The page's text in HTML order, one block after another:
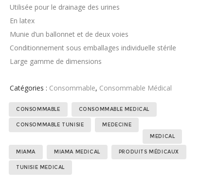
Utilisée pour le drainage des urines
En latex
Munie d’un ballonnet et de deux voies
Conditionnement sous emballages individuelle stérile
Large gamme de dimensions
Catégories : Consommable, Consommable Médical
CONSOMMABLE CONSOMMABLE MEDICAL
CONSOMMABLE TUNISIE MEDECINE
MEDICAL
MIAMA MIAMA MEDICAL PRODUITS MÉDICAUX
TUNISIE MEDICAL